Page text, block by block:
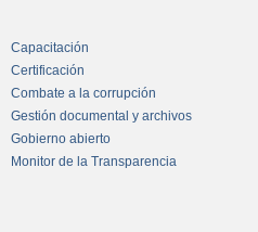
Capacitación
Certificación
Combate a la corrupción
Gestión documental y archivos
Gobierno abierto
Monitor de la Transparencia